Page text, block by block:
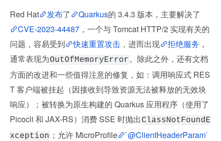
Red Hat 发布了 Quarkus的 3.4.3 版本，主要解决了
CVE-2023-44487 ，一个与 Tomcat HTTP/2 实现有关的
问题，容易受到
快速重置攻击 ，进而出现 拒绝服务 ，
通常表现为OutOfMemoryError。除此之外，还有文档
方面的改进和一些值得注意的修复，如：调用响应式 RES
T 客户端被挂起（因接收到导致资源无法被释放的无效块
响应）；被转换为原生构建的 Quarkus 应用程序（使用了
Picocli 和 JAX-RS）消费 SSE 时抛出 ClassNotFoundE
xception ；允许 MicroProfile
`@ClientHeaderParam`